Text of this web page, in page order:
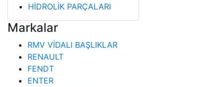
HİDROLİK PARÇALARI
Markalar
RMV VİDALI BAŞLIKLAR
RENAULT
FENDT
ENTER